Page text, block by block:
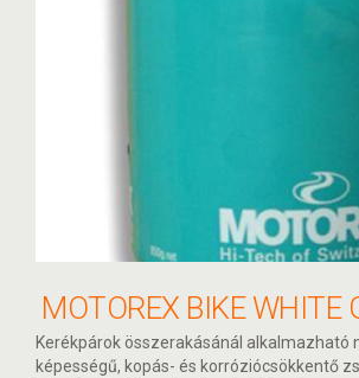
Kerékpárok összerakásánál alkalmazható
képességű, kopás- és korróziócsökkentő